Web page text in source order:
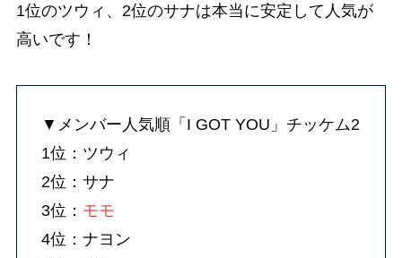
1位のツウィ、2位のサナは本当に安定して人気が
高いです！
▼メンバー人気順「I GOT YOU」チッケム2
1位：ツウィ
2位：サナ
3位： モモ
4位：ナヨン